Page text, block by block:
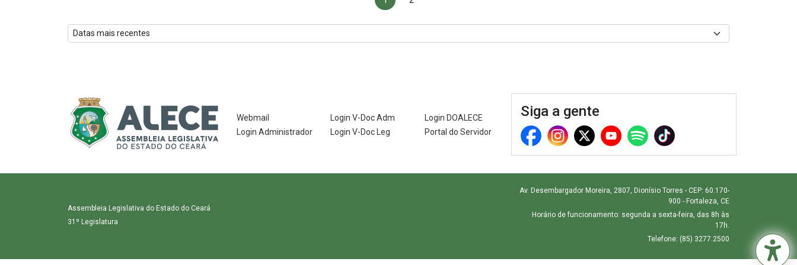
Webmail
Login Administrador
Login V-Doc Adm
Login V-Doc Leg
Login DOALECE
Portal do Servidor
Siga a gente
Assembleia Legislativa do Estado do Ceará
31º Legislatura
Av. Desembargador Moreira, 2807, Dionísio Torres - CEP: 60.170-
900 - Fortaleza, CE
Horário de funcionamento: segunda a sexta-feira, das 8h às
17h.
Telefone: (85) 3277.2500